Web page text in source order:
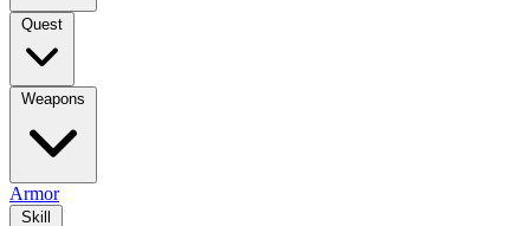
Quest
Weapons
Armor
Skill